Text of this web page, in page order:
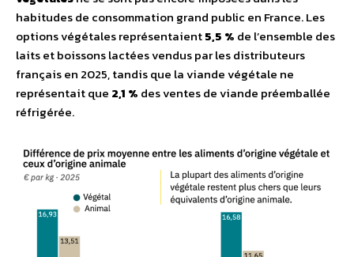
habitudes de consommation grand public en France. Les
options végétales représentaient5,5 % de l’ensemble des
laits et boissons lactées vendus par les distributeurs
français en 2025, tandis que la viande végétale ne
représentait que 2,1 % des ventes de viande préemballée
réfrigérée.